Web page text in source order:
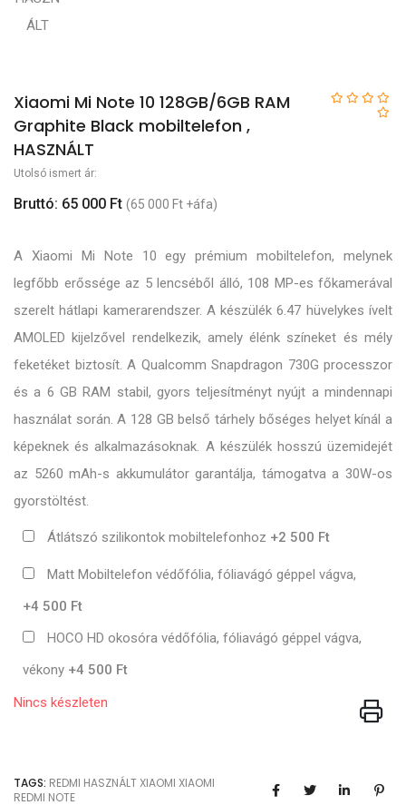
Xiaomi Mi Note 10 128GB/6GB RAM
Graphite Black mobiltelefon ,
HASZNÁLT
Utolsó ismert ár:
Bruttó: 65 000 Ft (65 000 Ft +áfa)
A Xiaomi Mi Note 10 egy prémium mobiltelefon, melynek
legfőbb erőssége az 5 lencséből álló, 108 MP-es főkamerával
szerelt hátlapi kamerarendszer. A készülék 6.47 hüvelykes ívelt
AMOLED kijelzővel rendelkezik, amely élénk színeket és mély
feketéket biztosít. A Qualcomm Snapdragon 730G processzor
és a 6 GB RAM stabil, gyors teljesítményt nyújt a mindennapi
használat során. A 128 GB belső tárhely bőséges helyet kínál a
képeknek és alkalmazásoknak. A készülék hosszú üzemidejét
az 5260 mAh-s akkumulátor garantálja, támogatva a 30W-os
gyorstöltést.
Átlátszó szilikontok mobiltelefonhoz +2 500 Ft
Matt Mobiltelefon védőfólia, fóliavágó géppel vágva,
+4 500 Ft
HOCO HD okosóra védőfólia, fóliavágó géppel vágva,
vékony +4 500 Ft
Nincs készleten
TAGS: REDMI HASZNÁLT XIAOMI XIAOMI
REDMI NOTE